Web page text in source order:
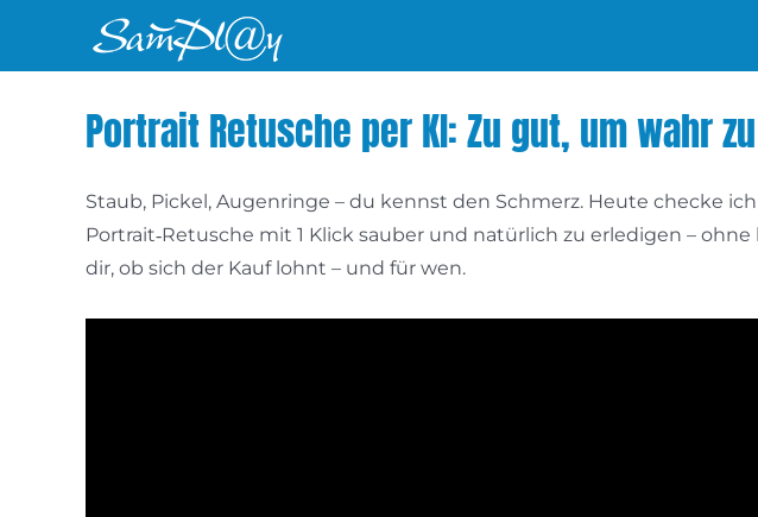
Portrait Retusche per KI: Zu gut, um wahr
Staub, Pickel, Augenringe – du kennst den Schmerz. Heute checke ich
Portrait‑Retusche mit 1 Klick sauber und natürlich zu erledigen –
dir, ob sich der Kauf lohnt – und für wen.